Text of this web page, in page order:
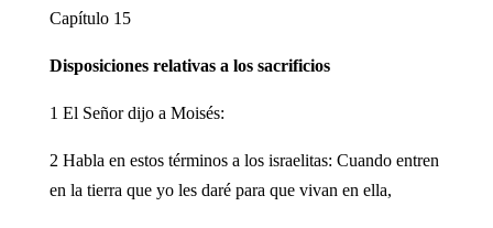
Capítulo 15
Disposiciones relativas a los sacrificios
1 El Señor dijo a Moisés:
2 Habla en estos términos a los israelitas: Cuando entren
en la tierra que yo les daré para que vivan en ella,